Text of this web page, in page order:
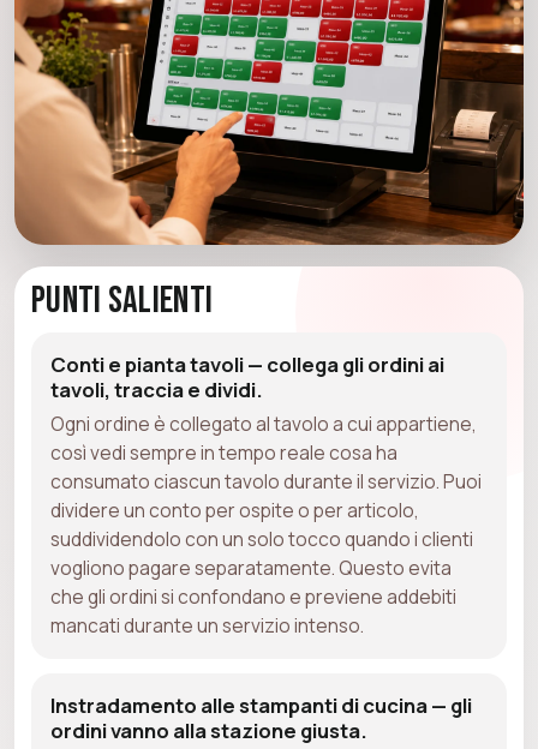
Punti Salienti
Conti e pianta tavoli — collega gli ordini ai
tavoli, traccia e dividi.
Ogni ordine è collegato al tavolo a cui appartiene,
così vedi sempre in tempo reale cosa ha
consumato ciascun tavolo durante il servizio. Puoi
dividere un conto per ospite o per articolo,
suddividendolo con un solo tocco quando i clienti
vogliono pagare separatamente. Questo evita
che gli ordini si confondano e previene addebiti
mancati durante un servizio intenso.
Instradamento alle stampanti di cucina — gli
ordini vanno alla stazione giusta.